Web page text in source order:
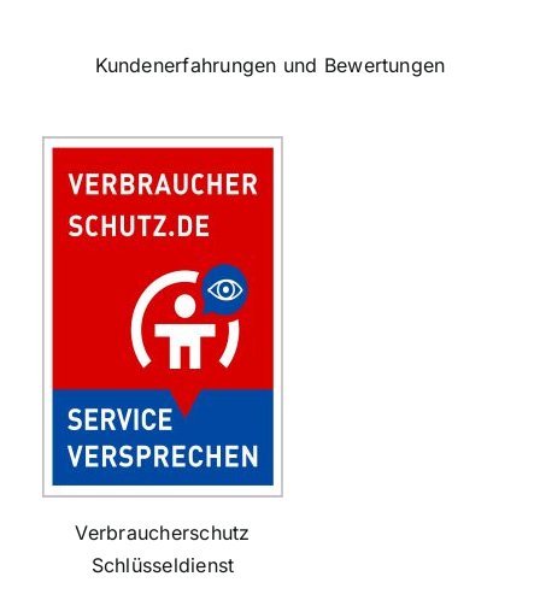
Kundenerfahrungen und Bewertungen
Verbraucherschutz
Schlüsseldienst